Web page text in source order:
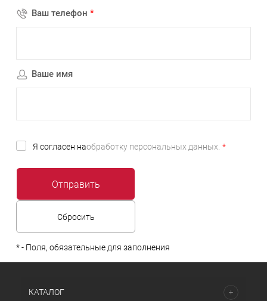
Ваш телефон *
Ваше имя
Я согласен наобработку персональных данных. *
*- Поля, обязательные для заполнения
КАТАЛОГ